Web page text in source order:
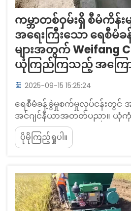
ကမ္ဘာတစ်ဝှမ်းရှိ စီမံကိန်း
အရေးကြီးသော ရေစီမံခ
များအတွက် Weifang
ယုံကြည်ကြသည့် အကြောင်
2025-09-15 15:25:24
ရေစီမံခန့်ခွဲမှုစက်မှုလုပ်ငန်းတွင်
အင်ဂျင်နီယာအတတ်ပညာ။ ယုံကုံ
သော ရေစီမံခန့်ခွဲမှုစနစ်များ
များ။ ယနေ့ခေတ်ရေစီမံခန့်ခွဲမှုစ
ငယ်သော အစိုဓာတ်နှင့် ဖောက်ပ
စနစ်များပေါ်တွင် အများအားဖ
ပိုမိုကြည့်ရှုပါ။